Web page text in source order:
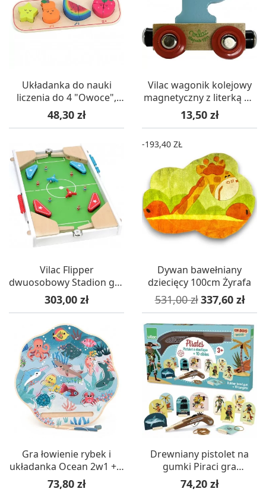
Układanka do nauki
liczenia do 4 "Owoce",
Vilac
Cena
48,30 zł
Vilac wagonik kolejowy
magnetyczny z literką P -
różne kolory
Cena
13,50 zł
Vilac Flipper
dwuosobowy Stadion gra
zręcznościowa +5
Cena
303,00 zł
Dywan bawełniany
dziecięcy 100cm Żyrafa
Cena podstawowa
531,00 zł Cena
337,60 zł
-193,40 ZŁ
Gra łowienie rybek i
układanka Ocean 2w1 +2,
Vilac
Cena
73,80 zł
Drewniany pistolet na
gumki Piraci gra
zręcznościowa, Vilac
Cena
74,20 zł